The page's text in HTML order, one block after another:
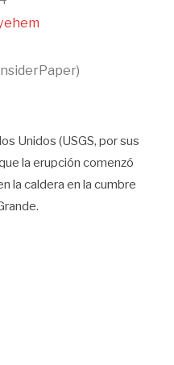
Unidos (USGS, por sus
la erupción comenzó
la caldera en la cumbre